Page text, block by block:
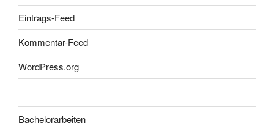
Eintrags-Feed
Kommentar-Feed
WordPress.org
Bachelorarbeiten